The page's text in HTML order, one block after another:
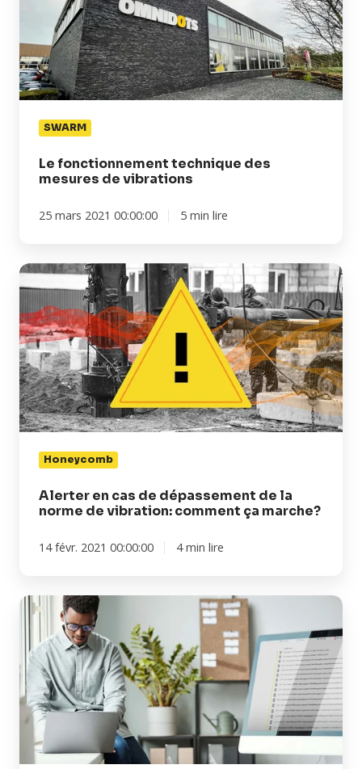
mesures
de
vibrations
SWARM
Le fonctionnement technique des
mesures de vibrations
25 mars 2021 00:00:00 5 min lire
Alerter
en
cas
de
dépassement
de
la
norme
de
vibration:
marche?
Honeycomb
Alerter en cas de dépassement de la
norme de vibration: comment ça marche?
14 févr. 2021 00:00:00 4 min lire
Comment
surveiller
les
vibrations
à
distance?